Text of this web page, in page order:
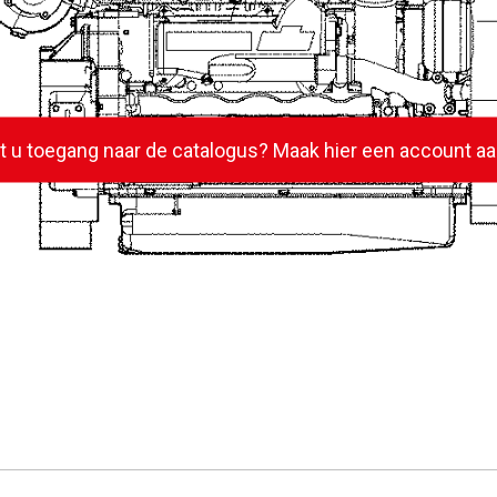
u toegang naar de catalogus? Maak hier een account